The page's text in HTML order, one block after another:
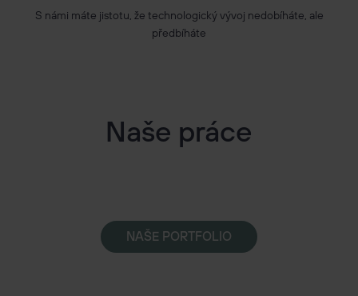
S námi máte jistotu, že technologický vývoj nedobíháte, ale
předbíháte
Naše práce
NAŠE PORTFOLIO